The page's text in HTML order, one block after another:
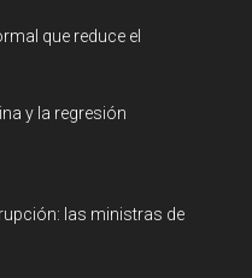
que reduce el
y la regresión
las ministras de